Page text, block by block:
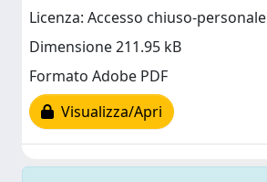
Licenza: Accesso chiuso-personale
Dimensione 211.95 kB
Formato Adobe PDF
Visualizza/Apri